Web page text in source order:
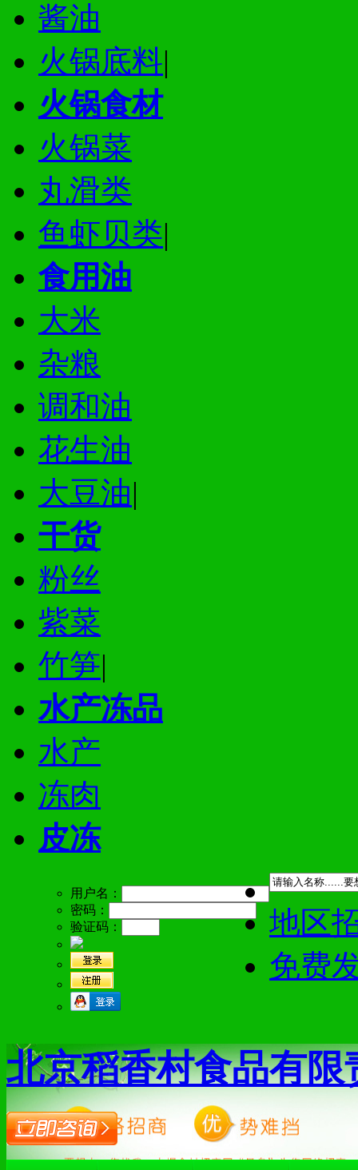
酱油
火锅底料|
火锅食材
火锅菜
丸滑类
鱼虾贝类|
食用油
大米
杂粮
调和油
花生油
大豆油|
干货
粉丝
紫菜
竹笋|
水产冻品
水产
冻肉
皮冻
用户名：
密码：
验证码：
地区
免费
北京稻香村食品有限